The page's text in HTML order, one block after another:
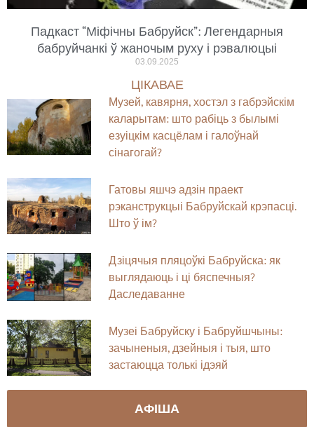
Падкаст “Міфічны Бабруйск”: Легендарныя
бабруйчанкі ў жаночым руху і рэвалюцыі
03.09.2025
ЦІКАВАЕ
Музей, кавярня, хостэл з габрэйскім
каларытам: што рабіць з былымі
езуіцкім касцёлам і галоўнай
сінагогай?
Гатовы яшчэ адзін праект
рэканструкцыі Бабруйскай крэпасці.
Што ў ім?
Дзіцячыя пляцоўкі Бабруйска: як
выглядаюць і ці бяспечныя?
Даследаванне
Музеі Бабруйску і Бабруйшчыны:
зачыненыя, дзейныя і тыя, што
застаюцца толькі ідэяй
АФІША